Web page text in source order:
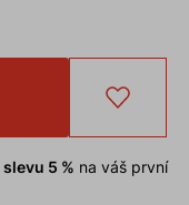
slevu 5 % na váš první